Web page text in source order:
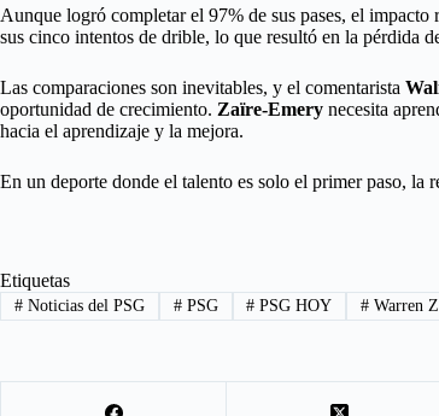
Aunque logró completar el 97% de sus pases, el
sus cinco intentos de drible, lo que resultó en la pérdida
Las comparaciones son inevitables, y el comentarista
oportunidad de crecimiento. Zaïre-Emery necesita
hacia el aprendizaje y la mejora.
En un deporte donde el talento es solo el primer paso, la
Etiquetas
#Noticias del PSG #PSG # PSG HOY # Warren